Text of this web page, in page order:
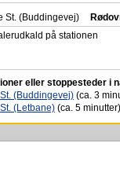
St. (Buddingevej)
på stationen
eller stoppesteder i
(Buddingevej) (ca. 3
(Letbane) (ca. 5 minutter)